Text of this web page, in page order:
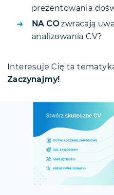
prezentowania
NA COzwracają
analizowania CV?
Interesuje Cię ta
Zaczynajmy!